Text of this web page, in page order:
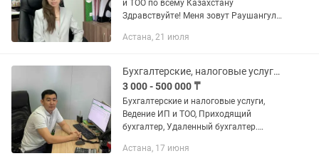
и ТОО по всему Казахстану
Здравствуйте! Меня зовут Раушангуль.
высшим профильным образованием.
Астана, 21 июля
Бухгалтерские, налоговые услуги, Ведение ИП, ТОО, Удаленный бухгалтер
3 000 - 500 000 ₸
Бухгалтерские и налоговые услуги,
Ведение ИП и ТОО, Приходящий
бухгалтер, Удаленный бухгалтер.
профессиональный бухгалтер уже 11
Астана, 17 июня